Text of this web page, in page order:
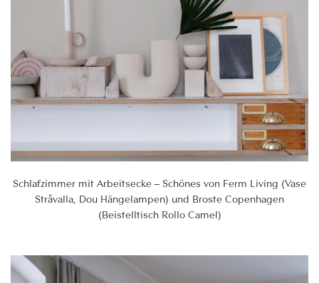
Schlafzimmer mit Arbeitsecke – Schönes von Ferm Living (Vase
Stråvalla, Dou Hängelampen) und Broste Copenhagen
(Beistelltisch Rollo Camel)